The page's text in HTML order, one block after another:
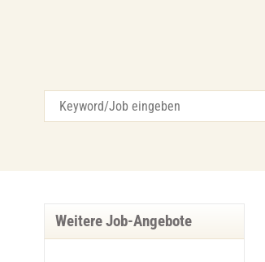
Weitere Job-Angebote